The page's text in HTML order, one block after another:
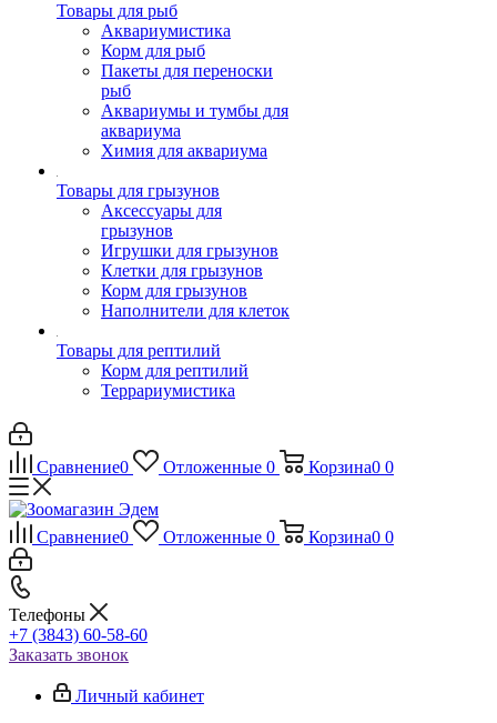
Товары для рыб
Аквариумистика
Корм для рыб
Пакеты для переноски
рыб
Аквариумы и тумбы для
аквариума
Химия для аквариума
Товары для грызунов
Аксессуары для
грызунов
Игрушки для грызунов
Клетки для грызунов
Корм для грызунов
Наполнители для клеток
Товары для рептилий
Корм для рептилий
Террариумистика
Сравнение0 Отложенные 0 Корзина0 0
Сравнение0 Отложенные 0 Корзина0 0
Телефоны
+7 (3843) 60-58-60
Заказать звонок
Личный кабинет